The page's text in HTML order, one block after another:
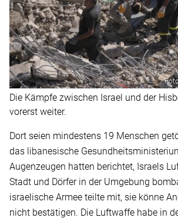
Die Kämpfe zwischen Israel und der
vorerst weiter.
Dort seien mindestens 19 Menschen
das libanesische
Augenzeugen hatten berichtet, Israels
Stadt und Dörfer in der Umgebung
israelische Armee teilte mit, sie könne
nicht bestätigen. Die Luftwaffe habe in